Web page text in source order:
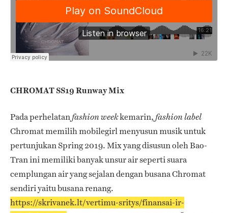
CHROMAT SS19 Runway Mix
Pada perhelatan fashion weekkemarin, fashion label
Chromat memilih mobilegirl menyusun musik untuk
pertunjukan Spring 2019. Mix yang disusun oleh Bao-
Tran ini memiliki banyak unsur air seperti suara
cemplungan air yang sejalan dengan busana Chromat
sendiri yaitu busana renang.
https://skrivanek.lt/vertimu-sritys/finansai-ir-